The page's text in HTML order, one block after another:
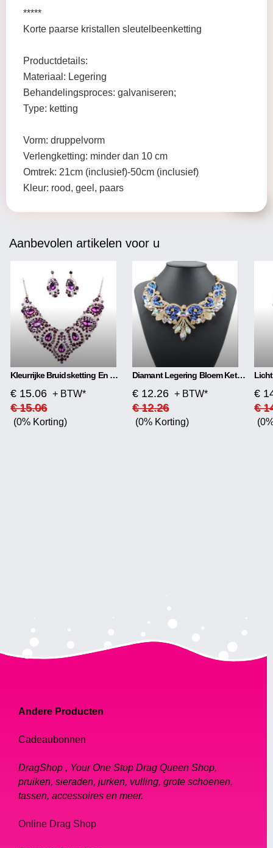
*****
Korte paarse kristallen sleutelbeenketting
Productdetails:
Materiaal: Legering
Behandelingsproces: galvaniseren;
Type: ketting
Vorm: druppelvorm
Verlengketting: minder dan 10 cm
Omtrek: 21cm (inclusief)-50cm (inclusief)
Kleur: rood, geel, paars
Aanbevolen artikelen voor u
Kleurrijke Bruidsketting En Oorbelset
€ 15.06 + BTW*
€ 15.06
(0% Korting)
Diamant Legering Bloem Ketting
€ 12.26 + BTW*
€ 12.26
(0% Korting)
€
€
Andere Producten
Cadeaubonnen
DragShop , Your One Stop Drag Queen Shop,
pruiken, sieraden, jurken, vulling, grote schoenen,
tassen, accessoires en meer.
Online Drag Shop